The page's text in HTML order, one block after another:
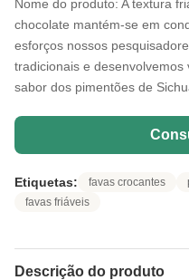
Nome do produto: A textura
chocolate mantém-se em
esforços nossos
tradicionais e
sabor dos pimentões de
Etiquetas: favas crocantes
favas friáveis
Descrição do produto